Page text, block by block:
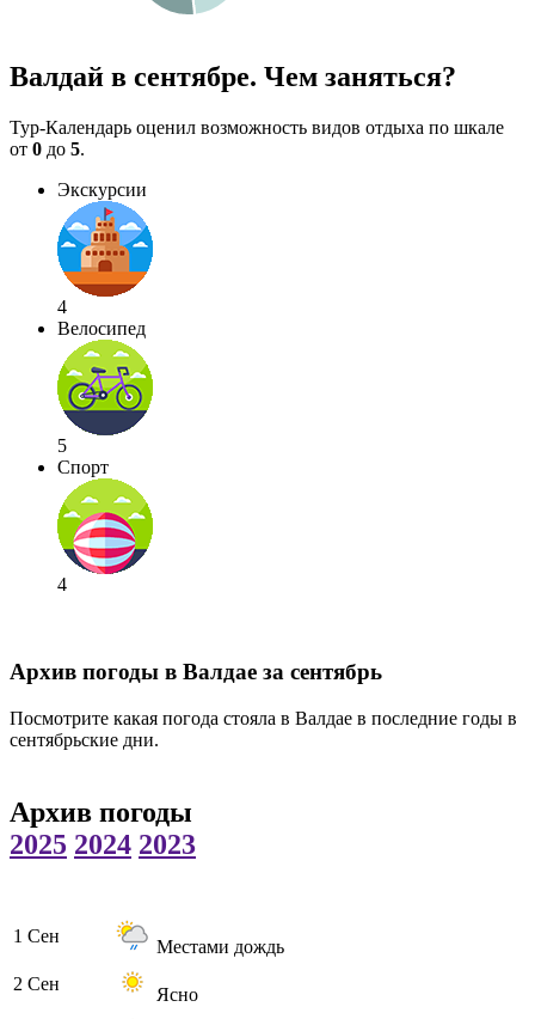
Валдай в сентябре. Чем заняться?
Тур-Календарь оценил возможность видов отдыха по шкале
от 0 до 5.
Экскурсии
4
Велосипед
5
Спорт
4
Архив погоды в Валдае за сентябрь
Посмотрите какая погода стояла в Валдае в последние годы в
сентябрьские дни.
Архив погоды
2025 2024 2023
1 Сен
Местами дождь
2 Сен
Ясно